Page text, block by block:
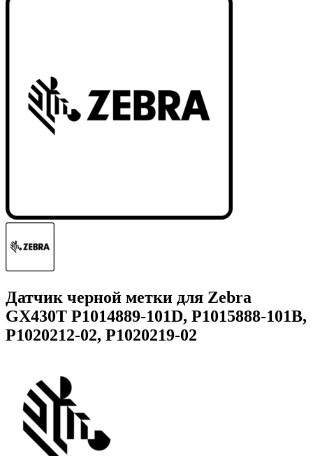
Датчик черной метки для Zebra
GX430T P1014889-101D, P1015888-101B,
P1020212-02, P1020219-02